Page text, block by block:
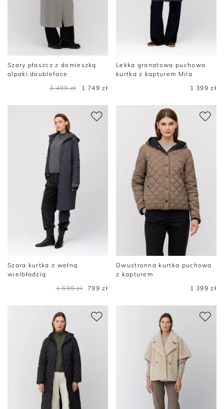
Szary płaszcz z domieszką
alpaki doubleface
3 499 zł
1 749 zł
Lekka granatowa puchowa
kurtka z kapturem Mila
1 399 zł
Szara kurtka z wełną
wielbładzią
1 599 zł
799 zł
Dwustronna kurtka puchowa
z kapturem
1 399 zł